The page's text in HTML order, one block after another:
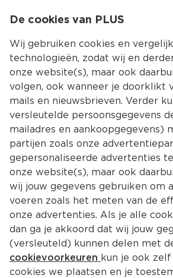
De cookies van PLUS
Wij gebruiken cookies en
technologieën, zodat wij en
onze website(s), maar ook
volgen, ook wanneer je doorklikt
mails en nieuwsbrieven. Verder
versleutelde persoonsgegevens
mailadres en aankoopgegevens)
partijen zoals onze
gepersonaliseerde advertenties
onze website(s), maar ook
wij jouw gegevens gebruiken om
voeren zoals het meten van de
onze advertenties. Als je alle
dan ga je akkoord dat wij jouw
(versleuteld) kunnen delen met
cookievoorkeuren kun je ook
cookies we plaatsen en je